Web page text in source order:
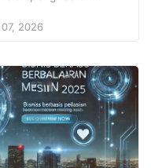
Terbongkar
dapat dijalankan
ini memang
2026